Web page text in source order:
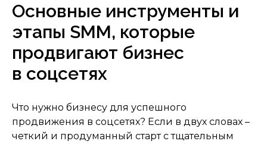
Основные инструменты и
этапы SMM, которые
продвигают бизнес
в соцсетях
Что нужно бизнесу для успешного
продвижения в соцсетях? Если в двух словах –
четкий и продуманный старт с тщательным